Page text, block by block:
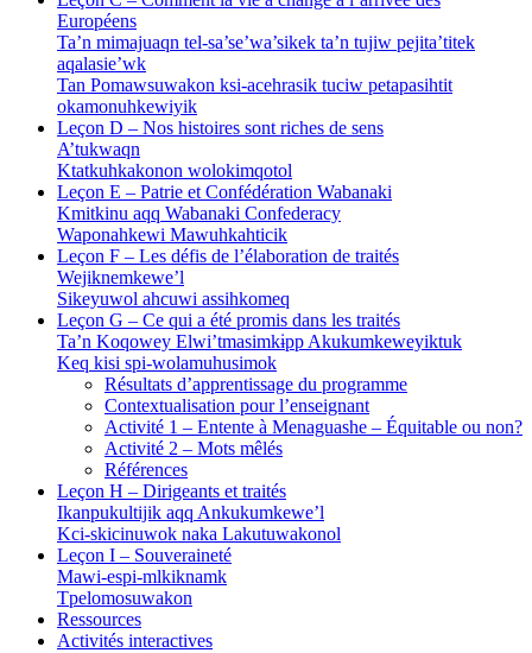
Européens
Ta’n mimajuaqn tel-sa’se’wa’sikek ta’n tujiw pejita’titek
aqalasie’wk
Tan Pomawsuwakon ksi-acehrasik tuciw petapasihtit
okamonuhkewiyik
Leçon D – Nos histoires sont riches de sens
A’tukwaqn
Ktatkuhkakonon wolokimqotol
Leçon E – Patrie et Confédération Wabanaki
Kmitkinu aqq Wabanaki Confederacy
Waponahkewi Mawuhkahticik
Leçon F – Les défis de l’élaboration de traités
Wejiknemkewe’l
Sikeyuwol ahcuwi assihkomeq
Leçon G – Ce qui a été promis dans les traités
Ta’n Koqowey Elwi’tmasimkɨpp Akukumkeweyiktuk
Keq kisi spi-wolamuhusimok
Résultats d’apprentissage du programme
Contextualisation pour l’enseignant
Activité 1 – Entente à Menaguashe – Équitable ou non?
Activité 2 – Mots mêlés
Références
Leçon H – Dirigeants et traités
Ikanpukultijik aqq Ankukumkewe’l
Kci-skicinuwok naka Lakutuwakonol
Leçon I – Souveraineté
Mawi-espi-mlkiknamk
Tpelomosuwakon
Ressources
Activités interactives